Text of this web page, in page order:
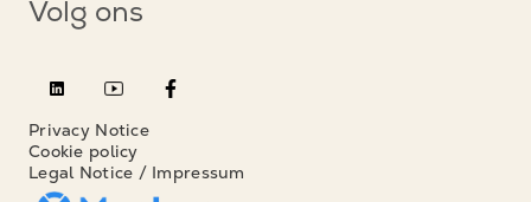
Volg ons
Privacy Notice
Cookie policy
Legal Notice / Impressum